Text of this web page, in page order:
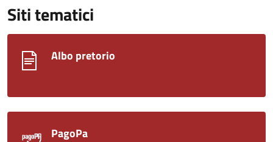
Siti tematici
Albo pretorio
PagoPa